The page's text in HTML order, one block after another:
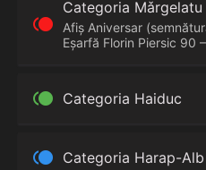
󰬸
Categoria Mǎrgelatu
Afiș Aniversar
Eșarfă Florin Piersic 90
󰬸 Categoria Haiduc
󰬸 Categoria Harap-Alb